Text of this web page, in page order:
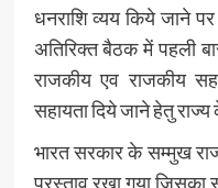
धनराशि व्यय किये जाने
अतिरिक्त बैठक में पहली
राजकीय एव राजकीय
सहायता दिये जाने हेतु राज्य
भारत सरकार के सम्मुख
प्रस्ताव रखा गया जिसका